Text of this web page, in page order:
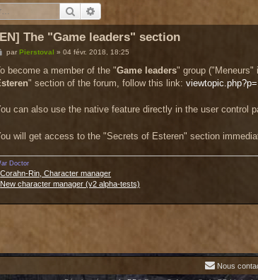
Rechercher
The "Game leaders" section
M
s
a
par Pierstoval » 04 févr. 2018, 18:25
become a member of the "Game leaders" group
" section of the forum, follow this link:
can also use the native feature directly in the user control
will get access to the "Secrets of Esteren" section
Doctor
Corahn-Rin, Character manager
New character manager (v2 alpha-tests)
Nous